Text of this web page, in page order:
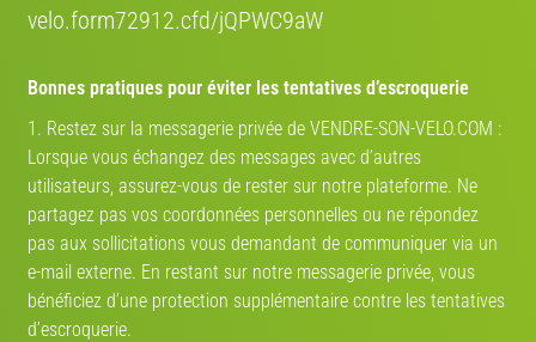
Route
Marque
Modèle V-IA
velo.form72912.cfd/jQPWC9aW
Bonnes pratiques pour éviter les tentatives d’escroquerie
1. Restez sur la messagerie privée de VENDRE-SON-VELO.COM :
Lorsque vous échangez des messages avec d’autres
utilisateurs, assurez-vous de rester sur notre plateforme. Ne
partagez pas vos coordonnées personnelles ou ne répondez
pas aux sollicitations vous demandant de communiquer via un
e-mail externe. En restant sur notre messagerie privée, vous
bénéficiez d’une protection supplémentaire contre les tentatives
d’escroquerie.